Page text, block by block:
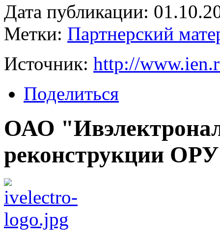
Дата публикации:
Метки: Партнерский
Источник: http://
Поделиться
ОАО
реконструкции